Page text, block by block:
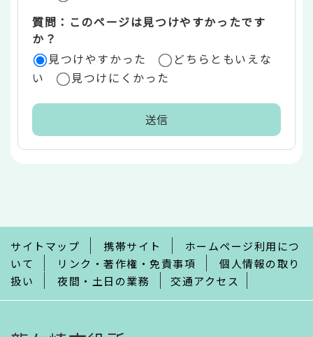
質問：このページは見つけやすかったです
か？
見つけやすかった
どちらともいえな
い
見つけにくかった
で
サイトマップ 携帯サイト
ホームページ利用につ
いて
リンク・著作権・免責事項
個人情報の取り
扱い
夜間・土日の業務 交通アクセス